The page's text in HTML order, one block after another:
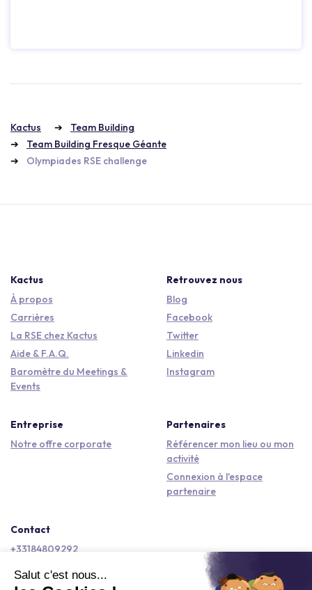
Kactus
Team Building
Team Building Fresque Géante
Olympiades RSE challenge
Kactus
À propos
Carrières
La RSE chez Kactus
Aide & F.A.Q.
Baromètre du Meetings &
Events
Retrouvez nous
Blog
Facebook
Twitter
Linkedin
Instagram
Entreprise
Notre offre corporate
Partenaires
Référencer mon lieu ou mon
activité
Connexion à l'espace
partenaire
Contact
+33184809292